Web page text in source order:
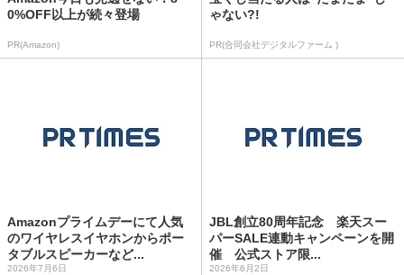
0%OFF以上が続々登場
PR(Amazon)
ゃない?!
PR(合同会社デジタルファーム )
Amazonプライムデーにて人気
のワイヤレスイヤホンからポー
タブルスピーカーなど...
2026年7月6日
JBL創立80周年記念 楽天スー
パーSALE連動キャンペーンを開
催 公式ストア限...
2026年6月2日